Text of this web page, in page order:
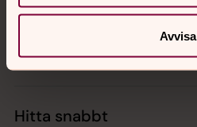
Avvisa
Kalender
Hitta snabbt